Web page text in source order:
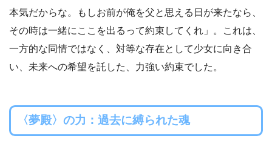
本気だからな。もしお前が俺を父と思える日が来たなら、
その時は一緒にここを出るって約束してくれ」。これは、
一方的な同情ではなく、対等な存在として少女に向き合
い、未来への希望を託した、力強い約束でした。
〈夢殿〉の力：過去に縛られた魂